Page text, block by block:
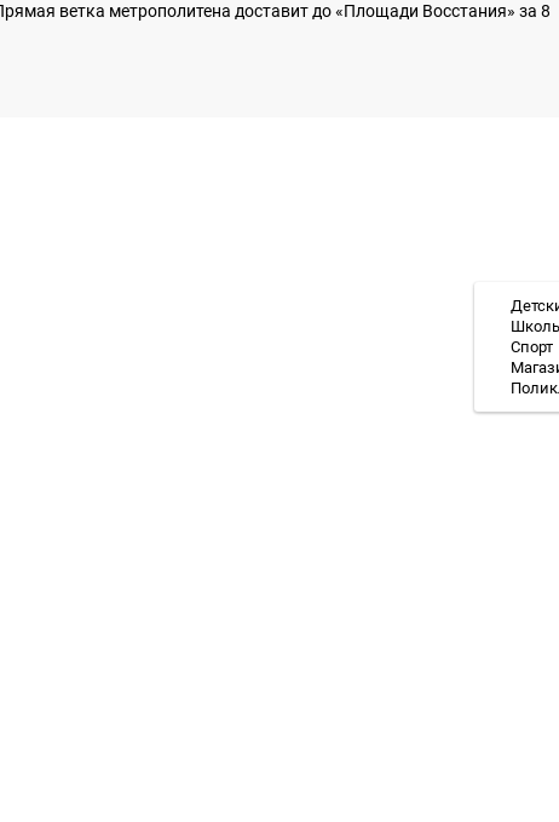
ветка метрополитена доставит до «Площади Восстания» за 8
Спорт